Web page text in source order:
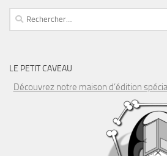
Rechercher :
LE PETIT CAVEAU
Découvrez notre maison d’édition